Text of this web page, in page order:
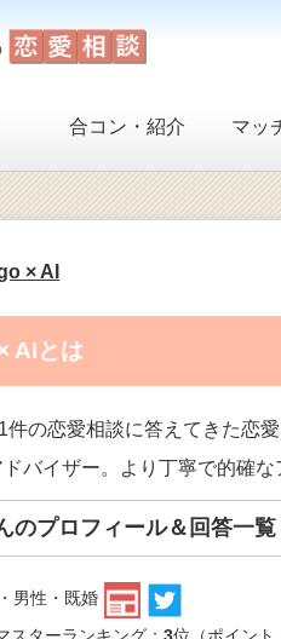
合コン・紹介 マッ
× AI
AIとは
件の恋愛相談に答えてきた恋
バイザー。より丁寧で的確な
のプロフィール＆回答一覧
男性・既婚
スターランキング： 3位（ポイント